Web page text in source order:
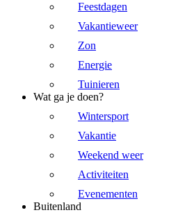
Feestdagen
Vakantieweer
Zon
Energie
Tuinieren
Wat ga je doen?
Wintersport
Vakantie
Weekend weer
Activiteiten
Evenementen
Buitenland